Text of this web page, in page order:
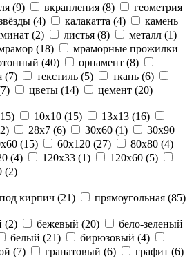
(9) вкрапления (8)
геометрия
(4) калакатта (4)
камень
(2) листья (8) металл (1)
(18)
мраморные прожилки
(40) орнамент (8)
(7) текстиль (5) ткань (6)
цветы (14) цемент (20)
10x10 (15) 13x13 (16)
28x7 (6) 30x60 (1)
30x90
(15) 60x120 (27) 80x80 (4)
(4) 120x33 (1) 120x60 (5)
(2)
под кирпич (21) прямоугольная (85)
(2) бежевый (20)
бело-зеленый
белый (21) бирюзовый (4)
(7) гранатовый (6) графит (6)